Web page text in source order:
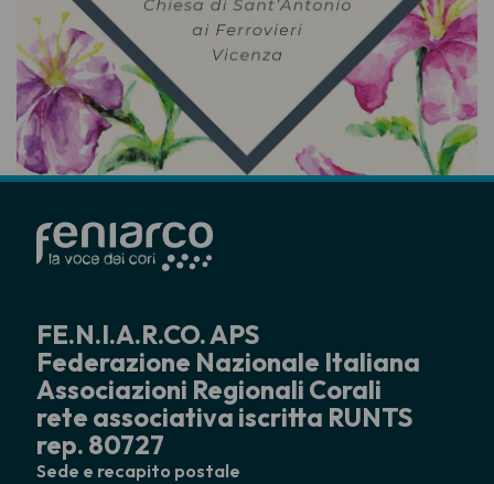
FE.N.I.A.R.CO. APS
Federazione Nazionale Italiana
Associazioni Regionali Corali
rete associativa iscritta RUNTS
rep. 80727
Sede e recapito postale